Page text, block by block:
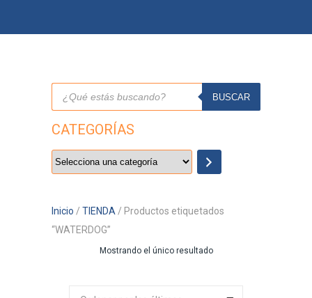
Búsqueda
productos
BUSCAR
CATEGORÍAS
Selecciona
una
Inicio / TIENDA / Productos etiquetados
“WATERDOG”
Mostrando el único resultado